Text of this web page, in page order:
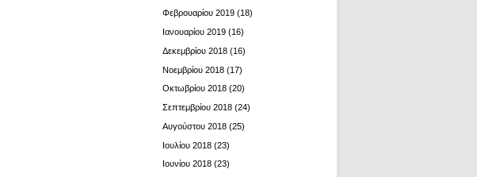
Φεβρουαρίου 2019 (18)
Ιανουαρίου 2019 (16)
Δεκεμβρίου 2018 (16)
Νοεμβρίου 2018 (17)
Οκτωβρίου 2018 (20)
Σεπτεμβρίου 2018 (24)
Αυγούστου 2018 (25)
Ιουλίου 2018 (23)
Ιουνίου 2018 (23)